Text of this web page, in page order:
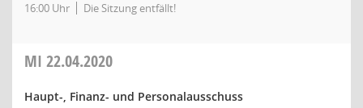
16:00 Uhr Die Sitzung entfällt!
MI 22.04.2020
Haupt-, Finanz- und Personalausschuss